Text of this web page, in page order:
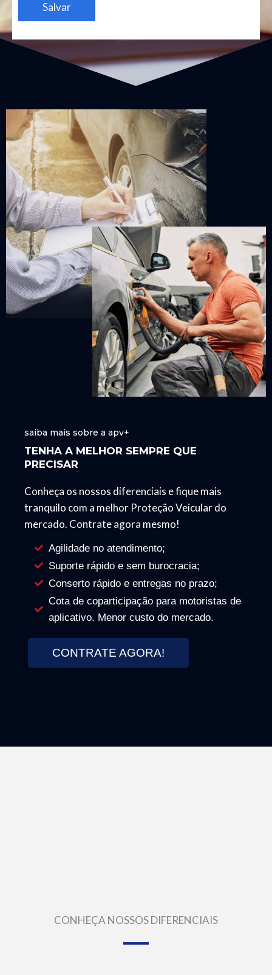
Salvar
saiba mais sobre a apv+
TENHA A MELHOR SEMPRE QUE
PRECISAR
Conheça os nossos diferenciais e fique mais
tranquilo com a melhor Proteção Veicular do
mercado. Contrate agora mesmo!
Agilidade no atendimento;
Suporte rápido e sem burocracia;
Conserto rápido e entregas no prazo;
Cota de coparticipação para motoristas de
aplicativo. Menor custo do mercado.
CONTRATE AGORA!
CONHEÇA NOSSOS DIFERENCIAIS